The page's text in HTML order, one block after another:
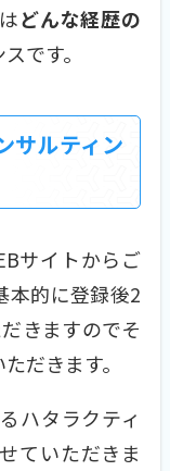
どんな経歴の
です。
サルティン
サイトからご
本的に登録後2
きますのでそ
だきます。
ハタラクティ
ていただきま